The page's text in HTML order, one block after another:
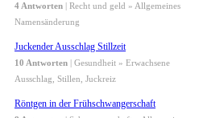
4 Antworten | Recht und geld » Allgemeines
Namensänderung
Juckender Ausschlag Stillzeit
10 Antworten | Gesundheit » Erwachsene
Ausschlag, Stillen, Juckreiz
Röntgen in der Frühschwangerschaft